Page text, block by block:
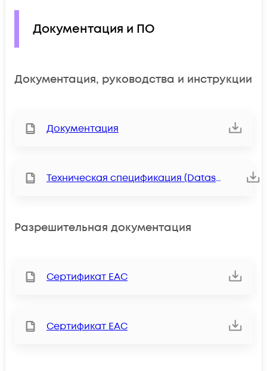
Документация и ПО
Документация, руководства и инструкции
Документация
Техническая спецификация (Datasheet)
Разрешительная документация
Сертификат ЕАС
Сертификат ЕАС